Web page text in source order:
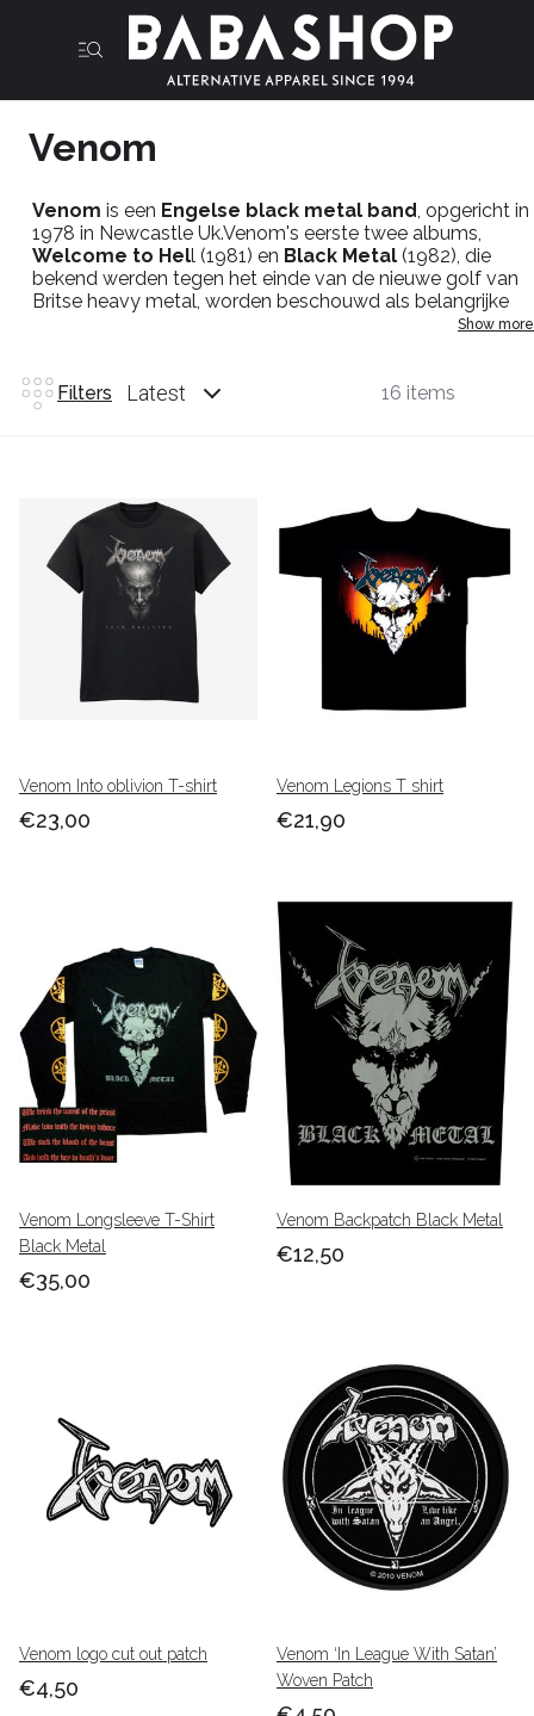
Venom
Venom is een Engelse black metal band, opgericht in
1978 in Newcastle Uk.Venom's eerste twee albums,
Welcome to Hell (1981) en Black Metal (1982), die
bekend werden tegen het einde van de nieuwe golf van
Britse heavy metal, worden beschouwd als belangrijke
invloeden op black metal in het algemeen.Hun tweede
maakte Venom deel uit van de vroege golf van het
genre, samen met
meer. Bestel je official venom merch online in de
babashop.
Show more
Filters Latest 16 items
Venom Into oblivion T-shirt
€23,00
Venom Legions T shirt
€21,90
Venom Longsleeve T-Shirt
Black Metal
€35,00
Venom Backpatch Black Metal
€12,50
Venom logo cut out patch
€4,50
Venom ‘In League With Satan’
Woven Patch